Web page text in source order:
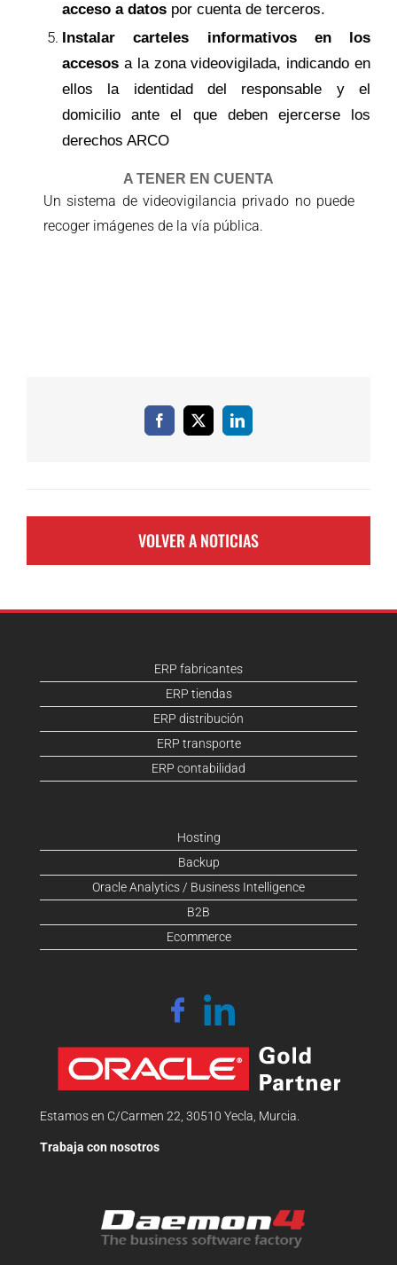
acceso a datos por cuenta de terceros.
Instalar carteles informativos en los
accesos a la zona videovigilada, indicando en
ellos la identidad del responsable y el
domicilio ante el que deben ejercerse los
derechos ARCO
A TENER EN CUENTA
Un sistema de videovigilancia privado no puede
recoger imágenes de la vía pública.
Facebook
X LinkedIn
VOLVER A NOTICIAS
ERP fabricantes
ERP tiendas
ERP distribución
ERP transporte
ERP contabilidad
Hosting
Backup
Oracle Analytics / Business Intelligence
B2B
Ecommerce
Estamos en C/Carmen 22, 30510 Yecla, Murcia.
Trabaja con nosotros